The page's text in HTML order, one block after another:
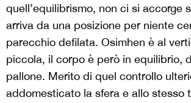
quell’equilibrismo, non ci si accorge
arriva da una posizione per niente
parecchio defilata. Osimhen è al
piccola, il corpo è però in equilibrio,
pallone. Merito di quel controllo
addomesticato la sfera e allo stesso